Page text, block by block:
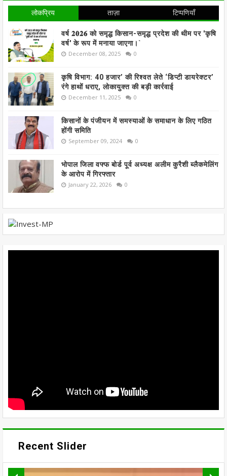
लोकप्रिय ताज़ा टिप्पणियाँ
वर्ष 𝟐𝟎𝟐𝟔 को समृद्ध किसान-समृद्ध प्रदेश की थीम पर 'कृषि
वर्ष' के रूप में मनाया जाएगा।`
December 08, 2025 0
कृषि विभाग: 40 हजार’ की रिश्वत लेते ‘डिप्टी डायरेक्टर’
रंगे हाथों धराए, लोकायुक्त की बड़ी कार्रवाई
December 11, 2025 0
किसानों के पंजीयन में समस्याओं के समाधान के लिए गठित
होंगी समिति
September 09, 2024 0
भोपाल जिला वफ्फ बोर्ड पूर्व अध्यक्ष अलीम कुरैशी ब्लैकमेलिंग
के आरोप में गिरफ्तार
January 22, 2026 0
Recent Slider